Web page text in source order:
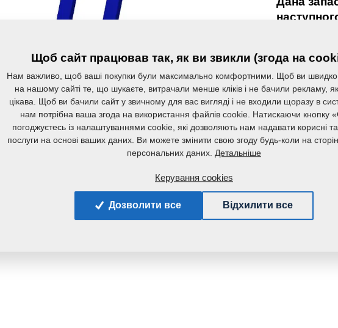
Маса:
Щоб сайт працював так, як ви звикли (згода на
Нам важливо, щоб ваші покупки були максимально комфортними. Щоб ви швидко
на нашому сайті те, що шукаєте, витрачали менше кліків і не бачили рекламу,
цікава. Щоб ви бачили сайт у звичному для вас вигляді і не входили щоразу в
нам потрібна ваша згода на використання файлів cookie. Натискаючи кнопку
погоджуєтесь із налаштуваннями cookie, які дозволяють нам надавати корисні та
послуги на основі ваших даних. Ви можете змінити свою згоду будь-коли на
персональних даних. Детальніше
Керування cookies
Дозволити все Відхилити все